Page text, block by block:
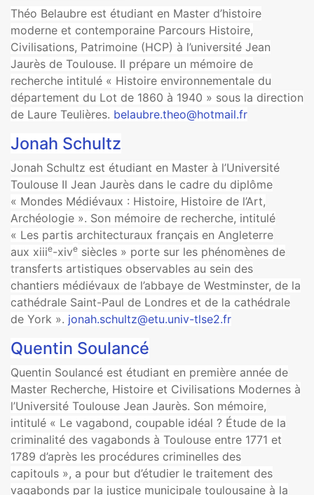
Théo Belaubre est étudiant en Master d’histoire
moderne et contemporaine Parcours Histoire,
Civilisations, Patrimoine (HCP) à l’université Jean
Jaurès de Toulouse. Il prépare un mémoire de
recherche intitulé « Histoire environnementale du
département du Lot de 1860 à 1940 » sous la direction
de Laure Teulières. belaubre.theo@hotmail.fr
Jonah Schultz
Jonah Schultz est étudiant en Master à l’Université
Toulouse II Jean Jaurès dans le cadre du diplôme
« Mondes Médiévaux : Histoire, Histoire de l’Art,
Archéologie ». Son mémoire de recherche, intitulé
« Les partis architecturaux français en Angleterre
aux xiiie-xive siècles » porte sur les phénomènes de
transferts artistiques observables au sein des
chantiers médiévaux de l’abbaye de Westminster, de la
cathédrale Saint-Paul de Londres et de la cathédrale
de York ». jonah.schultz@etu.univ-tlse2.fr
Quentin Soulancé
Quentin Soulancé est étudiant en première année de
Master Recherche, Histoire et Civilisations Modernes à
l’Université Toulouse Jean Jaurès. Son mémoire,
intitulé « Le vagabond, coupable idéal ? Étude de la
criminalité des vagabonds à Toulouse entre 1771 et
1789 d’après les procédures criminelles des
capitouls », a pour but d’étudier le traitement des
vagabonds par la justice municipale toulousaine à la